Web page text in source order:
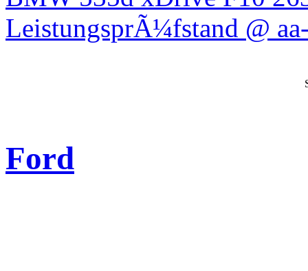
LeistungsprÃ¼fstand @
Ford